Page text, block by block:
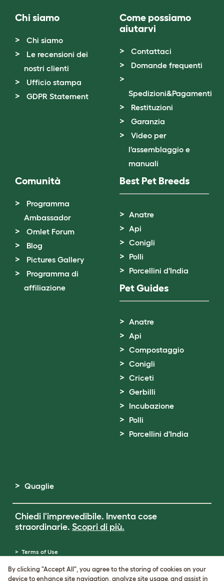
Chi siamo
Chi siamo
Le recensioni dei
nostri clienti
Ufficio stampa
GDPR Statement
Come possiamo
aiutarvi
Contattaci
Domande frequenti
Spedizioni&Pagamenti
Restituzioni
Garanzia
Video per
l'assemblaggio e
manuali
Comunità
Programma
Ambassador
Omlet Forum
Blog
Pictures Gallery
Programma di
affiliazione
Best Pet Breeds
Anatre
Api
Conigli
Polli
Porcellini d'India
Pet Guides
Anatre
Api
Compostaggio
Conigli
Criceti
Gerbilli
Incubazione
Polli
Porcellini d'India
Quaglie
Chiedi l'imprevedibile. Inventa cose
straordinarie. Scopri di più.
Terms of Use
Cookie Settings
By clicking "Accept All", you agree to the storing of cookies on your
device to enhance site navigation, analyze site usage, and assist in